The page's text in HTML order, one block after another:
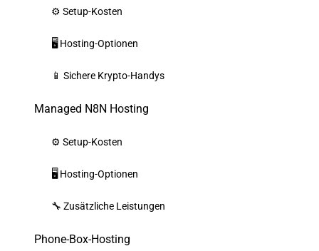
⚙️ Setup-Kosten
🖥️ Hosting-Optionen
📱 Sichere Krypto-Handys
Managed N8N Hosting
⚙️ Setup-Kosten
🖥️ Hosting-Optionen
🔧 Zusätzliche Leistungen
Phone-Box-Hosting